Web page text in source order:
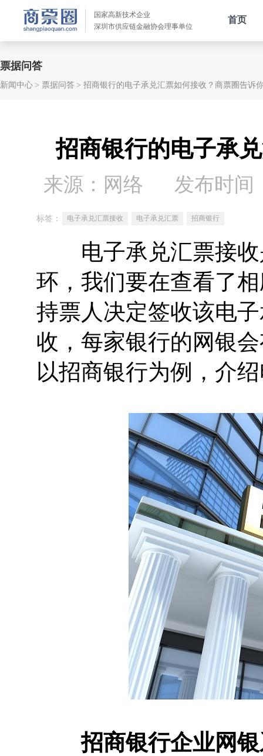
国家高新技术企业
深圳市供应链金融协会理事单位
首页
票据问答
新闻中心 票据问答 招商银行的电子承兑汇票如何接收？商票圈告诉
招商银行的电子承
来源：网络 发布时间
标签： 电子承兑汇票接收 电子承兑汇票 招商银行
电子承兑汇票接收
环，我们要在查看了
持票人决定签收该电
收，每家银行的网银
以招商银行为例，介
招商银行企业网银